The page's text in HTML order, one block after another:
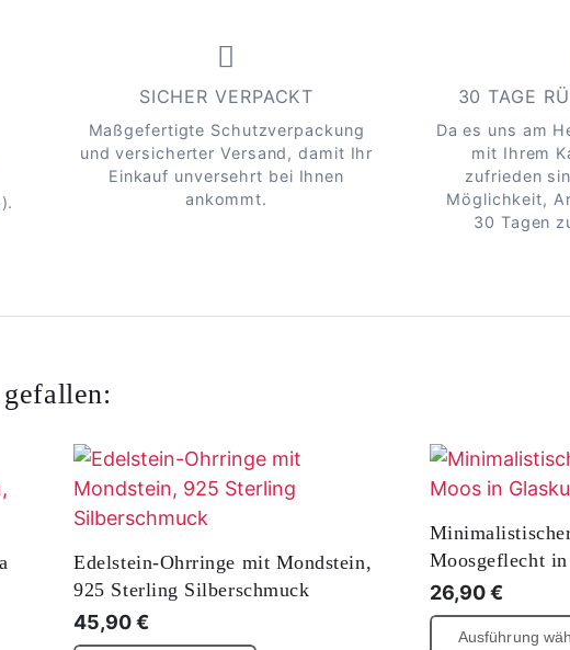
SICHER VERPACKT
Maßgefertigte Schutzverpackung
und versicherter Versand, damit Ihr
Einkauf unversehrt bei Ihnen
ankommt.
30 TAGE
Da es uns am
mit Ihrem
zufrieden
Möglichkeit,
30 Tagen
Edelstein-Ohrringe mit Mondstein,
925 Sterling Silberschmuck
45,90€
Moosgeflecht
26,90€
Ausführung